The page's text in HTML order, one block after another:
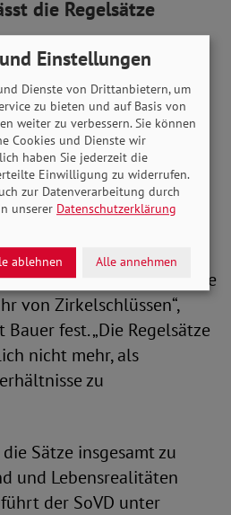
die Regelsätze
wirkt
aus, dass bei den
die Angaben von
die eigentlich einen
hätten, diesen
machen. Das gilt
von Aufstocker*innen –
auf ergänzende
sind. „In der Summe
von Zirkelschlüssen“,
fest. „Die Regelsätze
nicht mehr, als
zu
Sätze insgesamt zu
und Lebensrealitäten
der SoVD unter
Einstellungen
Dienste von Drittanbietern, um
zu bieten und auf Basis von
weiter zu verbessern. Sie können
Cookies und Dienste wir
haben Sie jederzeit die
Einwilligung zu widerrufen.
zur Datenverarbeitung durch
unserer Datenschutzerklärung
ablehnen Alle annehmen